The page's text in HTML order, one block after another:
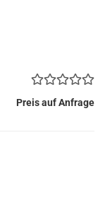
Preis auf Anfrage